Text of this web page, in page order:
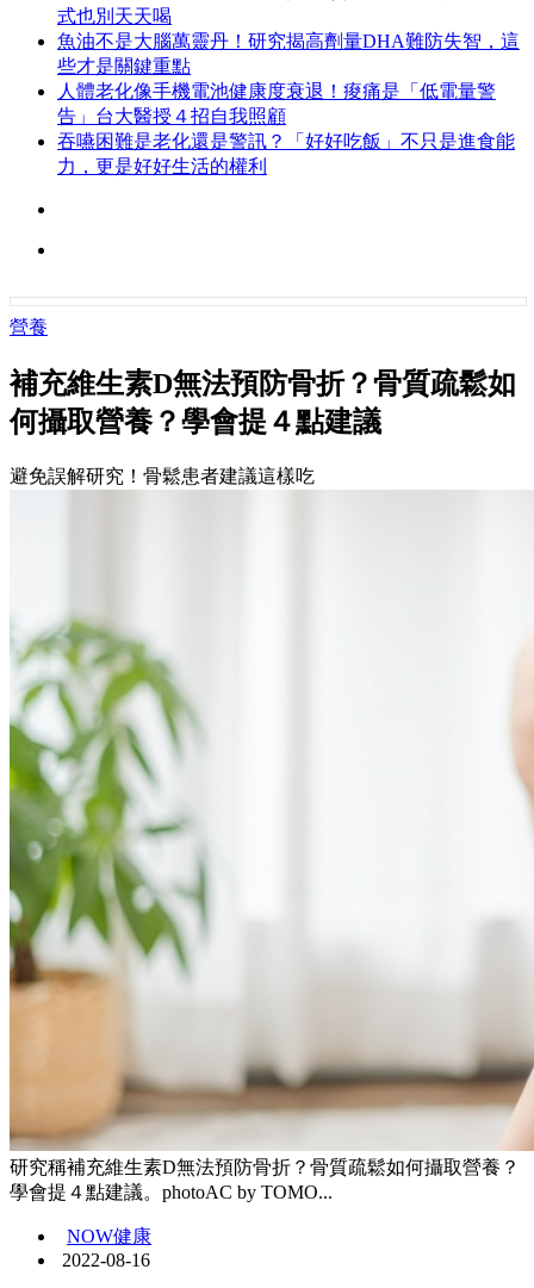
式也別天天喝
魚油不是大腦萬靈丹！研究揭高劑量DHA難防失智，這
些才是關鍵重點
人體老化像手機電池健康度衰退！痠痛是「低電量警
告」台大醫授４招自我照顧
吞嚥困難是老化還是警訊？「好好吃飯」不只是進食能
力，更是好好生活的權利
營養
補充維生素D無法預防骨折？骨質疏鬆如
何攝取營養？學會提４點建議
避免誤解研究！骨鬆患者建議這樣吃
研究稱補充維生素D無法預防骨折？骨質疏鬆如何攝取營養？
學會提４點建議。photoAC by TOMO...
NOW健康
2022-08-16